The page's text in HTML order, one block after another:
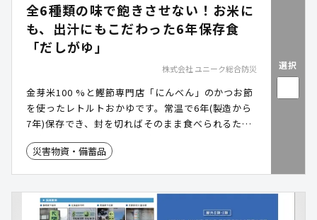
全6種類の味で飽きさせない！お米に
も、出汁にもこだわった6年保存食
「だしがゆ」
株式会社 ユニーク総合防災
金芽米100 %と鰹節専門店「にんべん」のかつお節
を使ったレトルトおかゆです。常温で6年(製造から
7年)保存でき、封を切ればそのまま食べられるため
災害時の即食に最適です。味は6種類、うち4アイテ
ムは特定原材料等28品目不使用でアレルギーにも配
災害物資・備蓄品
選択